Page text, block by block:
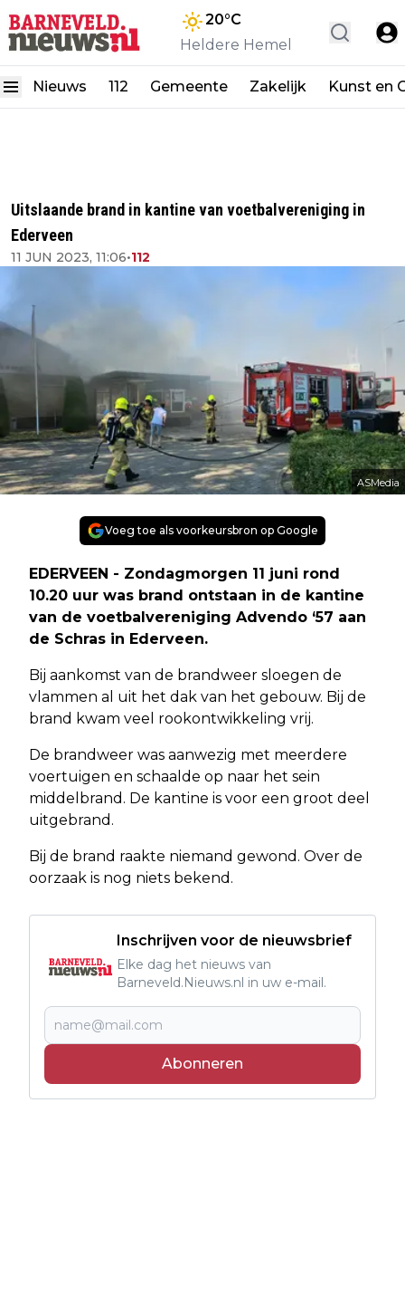
20°C
Heldere Hemel
Nieuws 112 Gemeente Zakelijk Kunst en
Uitslaande brand in kantine van voetbalvereniging in
Ederveen
11 JUN 2023, 11:06•112
ASMedia
Voeg toe als voorkeursbron op Google
EDERVEEN - Zondagmorgen 11 juni rond
10.20 uur was brand ontstaan in de kantine
van de voetbalvereniging Advendo ‘57 aan
de Schras in Ederveen.
Bij aankomst van de brandweer sloegen de
vlammen al uit het dak van het gebouw. Bij de
brand kwam veel rookontwikkeling vrij.
De brandweer was aanwezig met meerdere
voertuigen en schaalde op naar het sein
middelbrand. De kantine is voor een groot deel
uitgebrand.
Bij de brand raakte niemand gewond. Over de
oorzaak is nog niets bekend.
Inschrijven voor de nieuwsbrief
Elke dag het nieuws van
Barneveld.Nieuws.nl in uw e-mail.
Abonneren